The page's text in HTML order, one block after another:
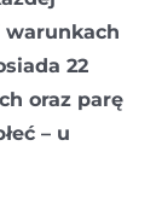
warunkach
22
oraz parę
– u